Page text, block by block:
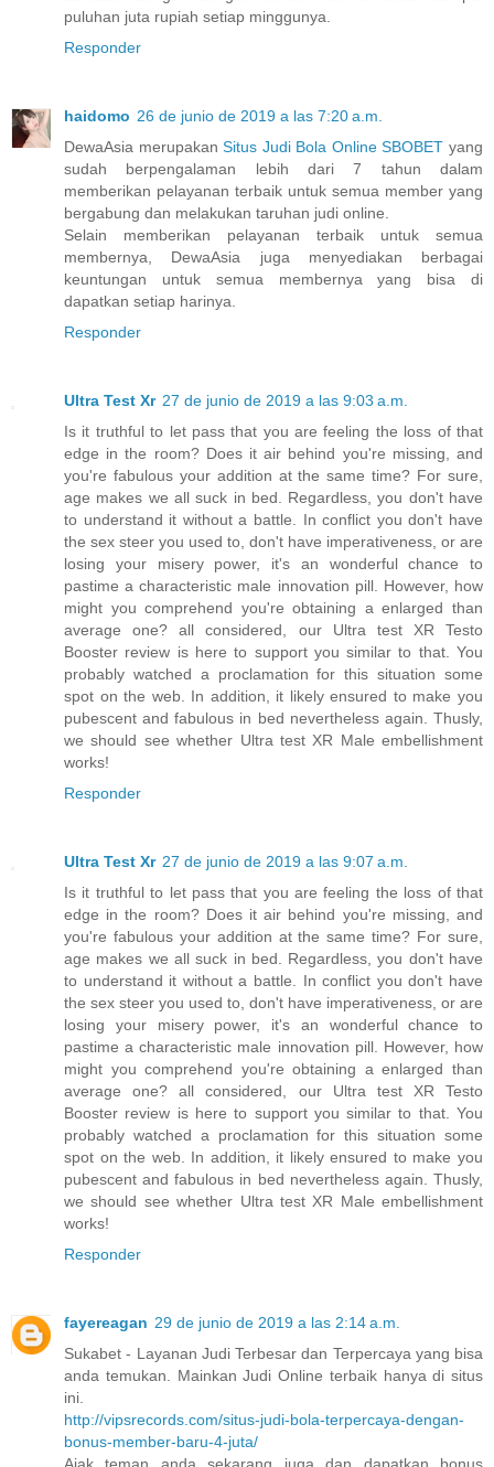
puluhan juta rupiah setiap minggunya.
Responder
haidomo 26 de junio de 2019 a las 7:20 a.m.
DewaAsia merupakanSitus Judi Bola Online SBOBET yang
sudah berpengalaman lebih dari 7 tahun dalam
memberikan pelayanan terbaik untuk semua member yang
bergabung dan melakukan taruhan judi online.
Selain memberikan pelayanan terbaik untuk semua
membernya, DewaAsia juga menyediakan berbagai
keuntungan untuk semua membernya yang bisa di
dapatkan setiap harinya.
Responder
Ultra Test Xr 27 de junio de 2019 a las 9:03 a.m.
Is it truthful to let pass that you are feeling the loss of that
edge in the room? Does it air behind you're missing, and
you're fabulous your addition at the same time? For sure,
age makes we all suck in bed. Regardless, you don't have
to understand it without a battle. In conflict you don't have
the sex steer you used to, don't have imperativeness, or are
losing your misery power, it's an wonderful chance to
pastime a characteristic male innovation pill. However, how
might you comprehend you're obtaining a enlarged than
average one? all considered, our Ultra test XR Testo
Booster review is here to support you similar to that. You
probably watched a proclamation for this situation some
spot on the web. In addition, it likely ensured to make you
pubescent and fabulous in bed nevertheless again. Thusly,
we should see whether Ultra test XR Male embellishment
works!
Responder
Ultra Test Xr 27 de junio de 2019 a las 9:07 a.m.
Is it truthful to let pass that you are feeling the loss of that
edge in the room? Does it air behind you're missing, and
you're fabulous your addition at the same time? For sure,
age makes we all suck in bed. Regardless, you don't have
to understand it without a battle. In conflict you don't have
the sex steer you used to, don't have imperativeness, or are
losing your misery power, it's an wonderful chance to
pastime a characteristic male innovation pill. However, how
might you comprehend you're obtaining a enlarged than
average one? all considered, our Ultra test XR Testo
Booster review is here to support you similar to that. You
probably watched a proclamation for this situation some
spot on the web. In addition, it likely ensured to make you
pubescent and fabulous in bed nevertheless again. Thusly,
we should see whether Ultra test XR Male embellishment
works!
Responder
fayereagan 29 de junio de 2019 a las 2:14 a.m.
Sukabet - Layanan Judi Terbesar dan Terpercaya yang bisa
anda temukan. Mainkan Judi Online terbaik hanya di situs
ini.
http://vipsrecords.com/situs-judi-bola-terpercaya-dengan-
bonus-member-baru-4-juta/